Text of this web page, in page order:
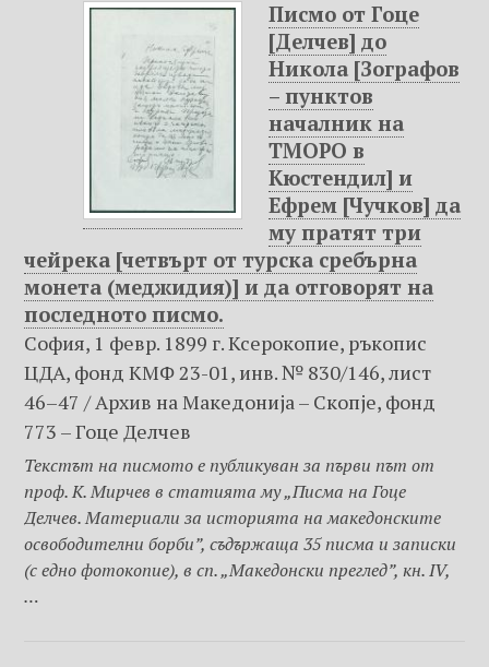
Писмо от Гоце
[Делчев] до
Никола [Зографов
– пунктов
началник на
ТМОРО в
Кюстендил] и
Ефрем [Чучков] да
му пратят три
чейрека [четвърт от турска сребърна
монета (меджидия)] и да отговорят на
последното писмо.
София, 1 февр. 1899 г. Ксерокопие, ръкопис
ЦДА, фонд КМФ 23-01, инв. № 830/146, лист
46–47 / Архив на Македониjа – Скопje, фонд
773 – Гоце Делчев
Текстът на писмото е публикуван за първи път от
проф. К. Мирчев в статията му „Писма на Гоце
Делчев. Материали за историята на македонските
освободителни борби”, съдържаща 35 писма и записки
(с едно фотокопие), в сп. „Македонски преглед”, кн. IV,
…